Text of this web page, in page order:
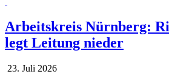
Arbeitskreis Nürnberg:
legt Leitung nieder
23. Juli 2026